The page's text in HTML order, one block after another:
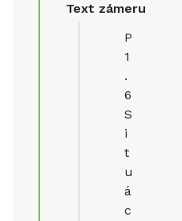
Text zámeru
P
1
.
6
S
i
t
u
á
c